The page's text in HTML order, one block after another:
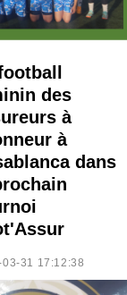
des
à
à
dans
03-31 17:12:38